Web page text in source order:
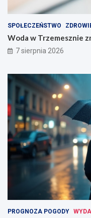
SPOŁECZEŃSTWO
Woda w Trzemesznie
7 sierpnia 2026
PROGNOZA POGODY